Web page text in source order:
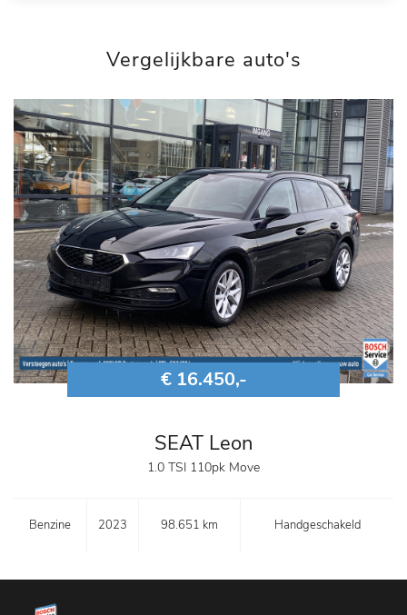
Vergelijkbare auto's
€ 16.450,-
SEAT Leon
1.0 TSI 110pk Move
Benzine 2023 98.651 km Handgeschakeld